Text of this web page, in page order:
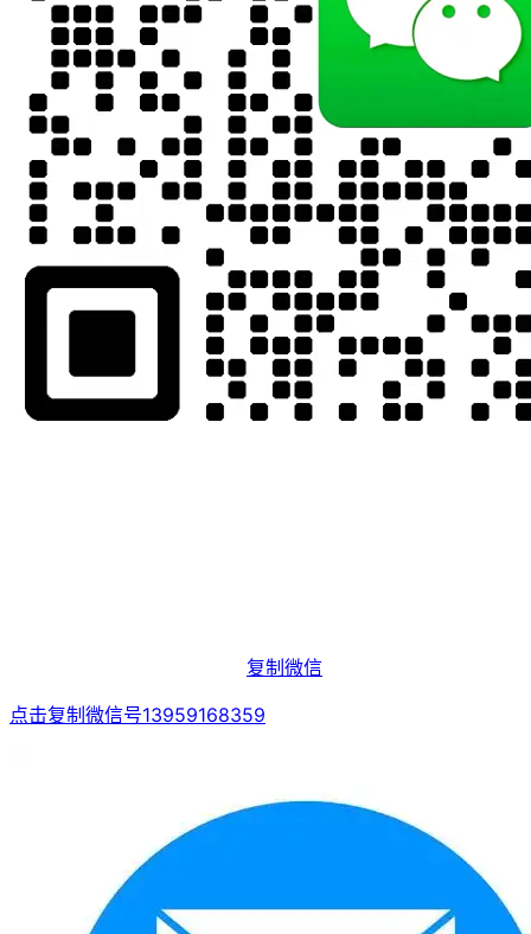
复制微信
点击复制微信号13959168359